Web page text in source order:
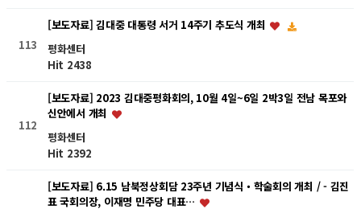
113
[보도자료] 김대중 대통령 서거 14주기 추도식 개최
평화센터
Hit 2438
112
[보도자료] 2023 김대중평화회의, 10월 4일~6일 2박3일 전남 목포와
신안에서 개최
평화센터
Hit 2392
[보도자료] 6.15 남북정상회담 23주년 기념식・학술회의 개최 / - 김진
표 국회의장, 이재명 민주당 대표…